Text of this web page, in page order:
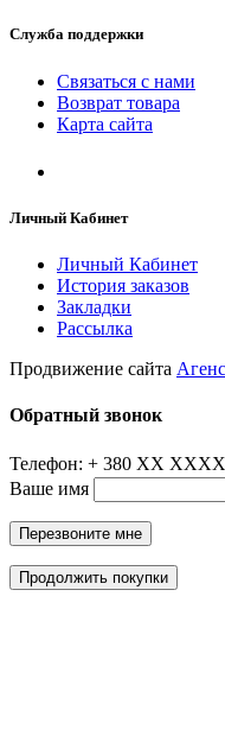
Служба поддержки
Связаться с нами
Возврат товара
Карта сайта
Личный Кабинет
Личный Кабинет
История заказов
Закладки
Рассылка
Продвижение сайта
Обратный звонок
Телефон: + 380 ХХ
Ваше имя
Перезвоните мне
Продолжить покупки